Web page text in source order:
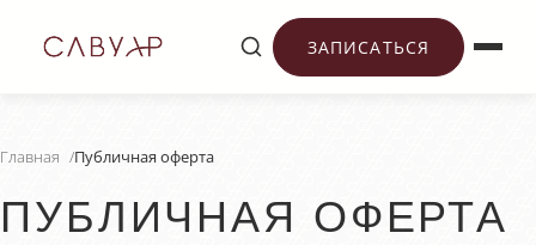
ЗАПИСАТЬСЯ
Главная /Публичная оферта
ПУБЛИЧНАЯ ОФЕРТА